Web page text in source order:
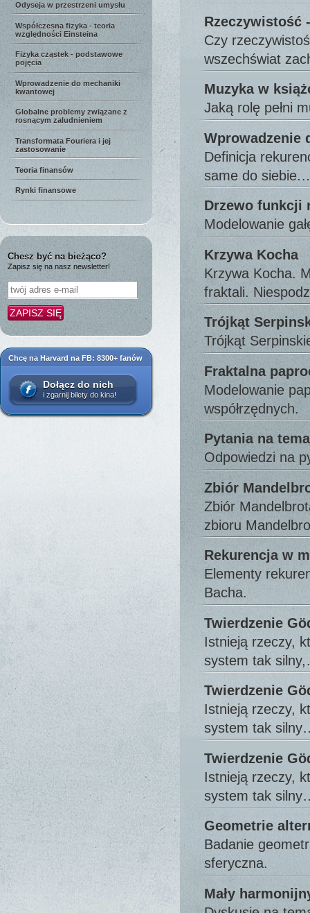
Odyseja w przestrzeni umysłu
Współczesna fizyka - teoria
względności Einsteina
Fizyka cząstek - podstawowe
pojęcia
Wprowadzenie do mechaniki
kwantowej
Globalne problemy związane z
rosnącym zaludnieniem
Transformata Fouriera i jej
zastosowanie
Teoria finansów
Rynki finansowe
Chesz być na bieżąco?
Zapisz się na nasz newsletter!
Chcę na Harvard na FB: 8300+ fanów
Dołącz do nich
i zgarnij bilety do kina!
Rzeczywistość
Czy
wszechświat
Muzyka w
Jaką rolę pełni
Wprowadzenie
Definicja
same do
Drzewo funkcji
Modelowanie
Krzywa Kocha
Krzywa Kocha.
fraktali.
Trójkąt
Trójkąt
Fraktalna
Modelowanie
współrzędnych.
Pytania na
Odpowiedzi na
Zbiór
Zbiór
zbioru
Rekurencja w
Elementy
Bacha.
Twierdzenie
Istnieją rzeczy,
system tak
Twierdzenie
Istnieją rzeczy,
system tak
Twierdzenie
Istnieją rzeczy,
system tak
Geometrie
Badanie
sferyczna.
Mały